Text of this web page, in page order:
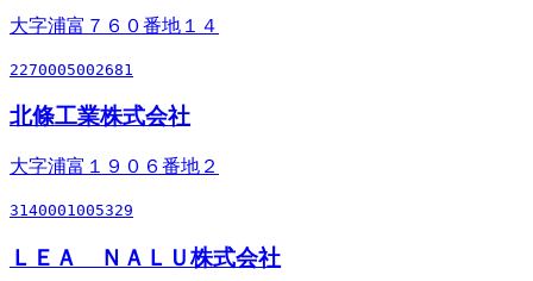
大字浦富７６０番地１４
2270005002681
北條工業株式会社
大字浦富１９０６番地２
3140001005329
ＬＥＡ ＮＡＬＵ株式会社